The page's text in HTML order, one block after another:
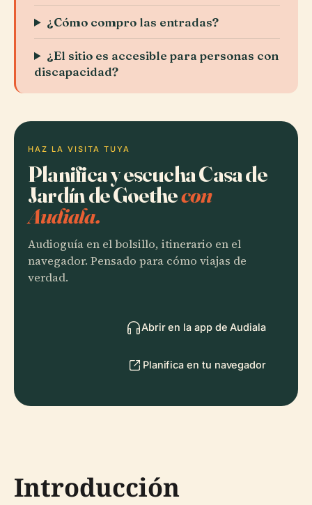
¿Cómo compro las entradas?
¿El sitio es accesible para personas con
discapacidad?
HAZ LA VISITA TUYA
Planifica y escucha Casa de
Jardín de Goethecon
Audiala.
Audioguía en el bolsillo, itinerario en el
navegador. Pensado para cómo viajas de
verdad.
Abrir en la app de Audiala
Planifica en tu navegador
Introducción